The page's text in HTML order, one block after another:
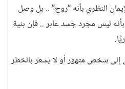
النظري بأنه “روح” .. بل وصل
ليس مجرد جسد عابر .. فإن بنية
إلى شخص متهور أو لا يشعر بالخطر